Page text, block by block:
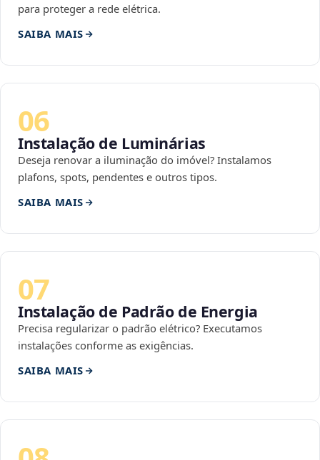
para proteger a rede elétrica.
SAIBA MAIS
06
Instalação de Luminárias
Deseja renovar a iluminação do imóvel? Instalamos
plafons, spots, pendentes e outros tipos.
SAIBA MAIS
07
Instalação de Padrão de Energia
Precisa regularizar o padrão elétrico? Executamos
instalações conforme as exigências.
SAIBA MAIS